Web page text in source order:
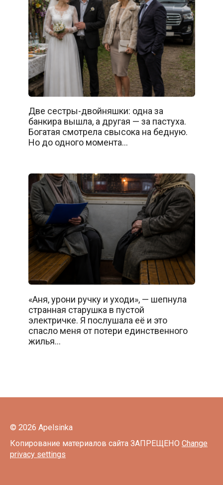
Две сестры-двойняшки: одна за
банкира вышла, а другая — за пастуха.
Богатая смотрела свысока на бедную.
Но до одного момента…
«Аня, урони ручку и уходи», — шепнула
странная старушка в пустой
электричке. Я послушала её и это
спасло меня от потери единственного
жилья…
© 2026 Apelsinka
Копирование материалов сайта ЗАПРЕЩЕНО Change
privacy settings